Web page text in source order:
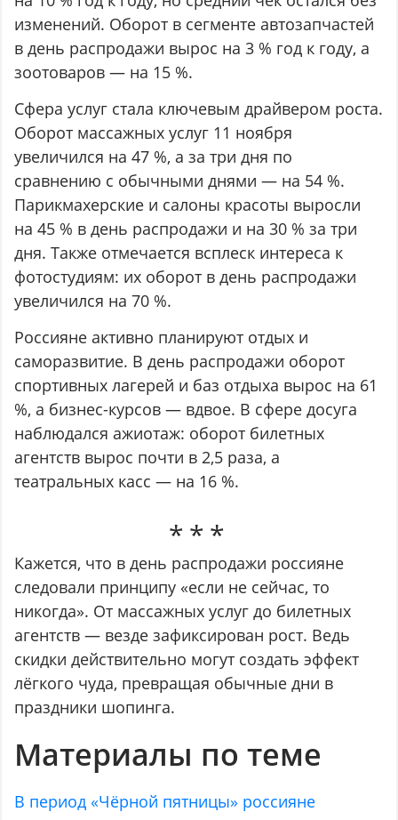
изменений. Оборот в сегменте автозапчастей
в день распродажи вырос на 3 % год к году, а
зоотоваров — на 15 %.
Сфера услуг стала ключевым драйвером роста.
Оборот массажных услуг 11 ноября
увеличился на 47 %, а за три дня по
сравнению с обычными днями — на 54 %.
Парикмахерские и салоны красоты выросли
на 45 % в день распродажи и на 30 % за три
дня. Также отмечается всплеск интереса к
фотостудиям: их оборот в день распродажи
увеличился на 70 %.
Россияне активно планируют отдых и
саморазвитие. В день распродажи оборот
спортивных лагерей и баз отдыха вырос на 61
%, а бизнес-курсов — вдвое. В сфере досуга
наблюдался ажиотаж: оборот билетных
агентств вырос почти в 2,5 раза, а
театральных касс — на 16 %.
Кажется, что в день распродажи россияне
следовали принципу «если не сейчас, то
никогда». От массажных услуг до билетных
агентств — везде зафиксирован рост. Ведь
скидки действительно могут создать эффект
лёгкого чуда, превращая обычные дни в
праздники шопинга.
Материалы по теме
В период «Чёрной пятницы» россияне